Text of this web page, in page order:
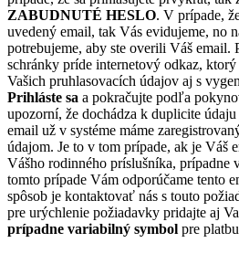
ZABUDNUTÉ HESLO. V prípade,
uvedený email, tak Vás evidujeme, no
potrebujeme, aby ste overili Váš email.
schránky príde internetový odkaz, ktorý
Vašich pruhlasovacích údajov aj s
Prihláste sa a pokračujte podľa
upozorní, že dochádza k duplicite
email už v systéme máme
údajom. Je to v tom prípade, ak je Váš
Vášho rodinného príslušníka, prípadne
tomto prípade Vám odporúčame tento
spôsob je kontaktovať nás s touto
pre urýchlenie požiadavky pridajte aj
prípadne variabilný symbol pre